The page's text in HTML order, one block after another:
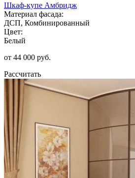
Шкаф-купе Амбридж
Материал фасада:
ДСП, Комбинированный
Цвет:
Белый
от 44 000 руб.
Рассчитать